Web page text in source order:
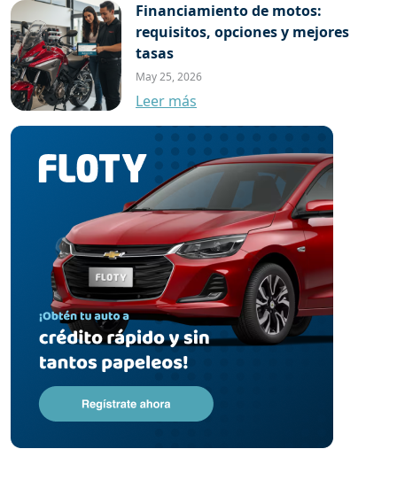
Financiamiento de motos:
requisitos, opciones y mejores
tasas
May 25, 2026
Leer más